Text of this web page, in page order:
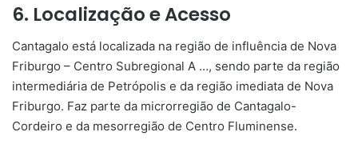
6. Localização e Acesso
Cantagalo está localizada na região de influência de Nova
Friburgo – Centro Subregional A …, sendo parte da região
intermediária de Petrópolis e da região imediata de Nova
Friburgo. Faz parte da microrregião de Cantagalo-
Cordeiro e da mesorregião de Centro Fluminense.